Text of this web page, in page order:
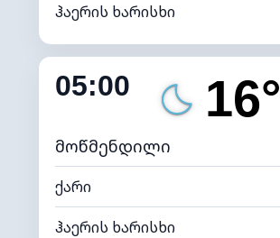
ჰაერის ხარისხი
შიდა ტენიანობა
ნამის წერტილი
განათების ინდექსი
05:00 16°
მოწმენდილი
ქარი
ჰაერის ხარისხი